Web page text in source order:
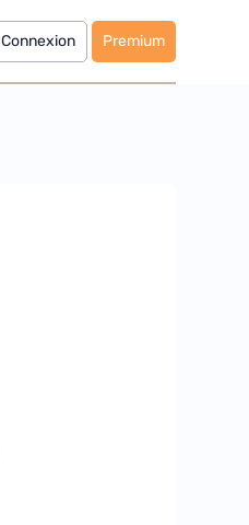
Connexion Premium